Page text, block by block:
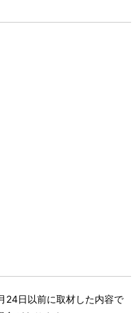
24日以前に取材した内容で